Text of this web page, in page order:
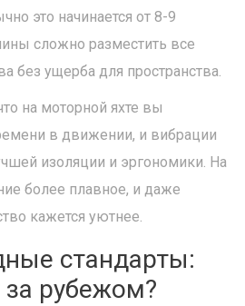
это начинается от 8-9
сложно разместить все
без ущерба для пространства.
на моторной яхте вы
в движении, и вибрации
изоляции и эргономики. На
более плавное, и даже
кажется уютнее.
стандарты:
рубежом?